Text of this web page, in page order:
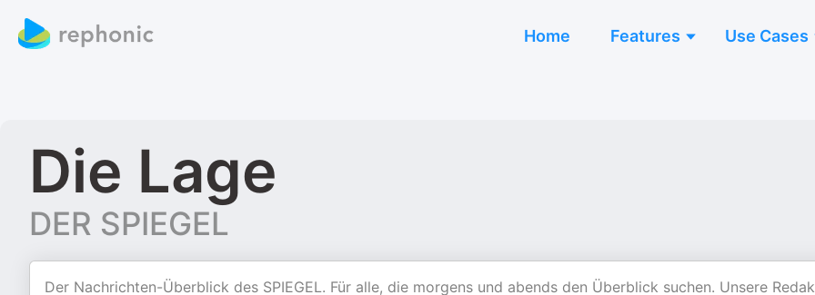
Home Features Use Cases
Die Lage
DER SPIEGEL
Der Nachrichten-Überblick des SPIEGEL. Für alle, die morgens und abends den Überblick suchen. Unsere